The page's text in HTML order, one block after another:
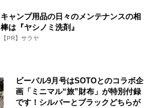
キャンプ用品の日々のメンテナンスの相
棒は『ヤシノミ洗剤』
【PR】サラヤ
ビーパル9月号はSOTOとのコラボ企
画「ミニマル“旅”財布」が特別付録
です！シルバーとブラックどちらが